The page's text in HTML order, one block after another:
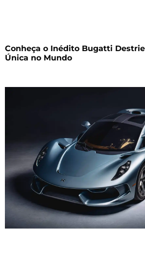
Conheça o Inédito Bugatti
Única no Mundo